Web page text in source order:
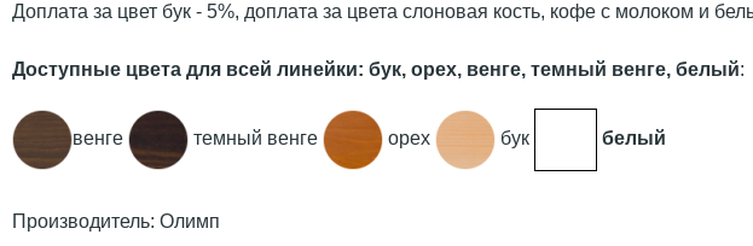
Доплата за цвет бук - 5%, доплата за цвета слоновая кость, кофе с молоком и
Доступные цвета для всей линейки: бук, орех, венге, темный венге, белый:
венге темный венге орех бук белый
Производитель: Олимп